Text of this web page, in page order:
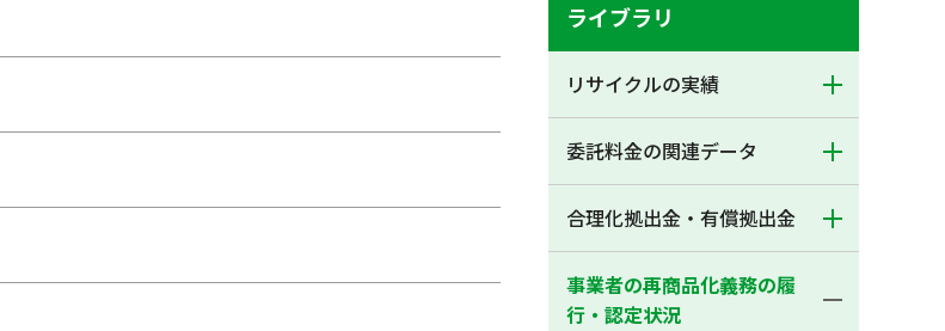
ライブラリ
リサイクルの実績
委託料金の関連データ
合理化拠出金・有償拠出金
事業者の再商品化義務の履
行・認定状況